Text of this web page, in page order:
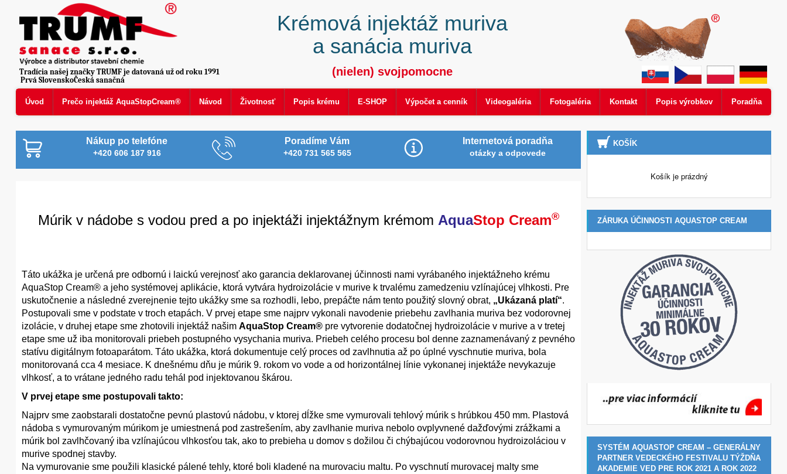
Úvod Prečo injektáž AquaStopCream® Návod Životnosť Popis krému E-SHOP Výpočet a cenník Videogaléria Fotogaléria Kontakt Popis výrobkov Poradňa
Prvá SlovenskoČeská sanačná
Krémová injektáž muriva
a sanácia muriva
(nielen) svojpomocne
Tradícia našej značky TRUMF je datovaná už od roku 1991
Nákup po telefóne
+420 606 187 916
Poradíme Vám
+420 731 565 565
Internetová poradňa
otázky a odpovede
Múrik v nádobe s vodou pred a po injektáži injektážnym krémom AquaStop Cream®
Táto ukážka je určená pre odbornú i laickú verejnosť ako garancia deklarovanej účinnosti nami vyrábaného injektážneho krému
AquaStop Cream® a jeho systémovej aplikácie, ktorá vytvára hydroizolácie v murive k trvalému zamedzeniu vzlínajúcej vlhkosti. Pre
uskutočnenie a následné zverejnenie tejto ukážky sme sa rozhodli, lebo, prepáčte nám tento použitý slovný obrat, „Ukázaná platí“.
Postupovali sme v podstate v troch etapách. V prvej etape sme najprv vykonali navodenie priebehu zavlhania muriva bez vodorovnej
izolácie, v druhej etape sme zhotovili injektáž našim AquaStop Cream® pre vytvorenie dodatočnej hydroizolácie v murive a v tretej
etape sme už iba monitorovali priebeh postupného vysychania muriva. Priebeh celého procesu bol denne zaznamenávaný z pevného
statívu digitálnym fotoaparátom. Táto ukážka, ktorá dokumentuje celý proces od zavlhnutia až po úplné vyschnutie muriva, bola
monitorovaná cca 4 mesiace. K dnešnému dňu je múrik 9. rokom vo vode a od horizontálnej línie vykonanej injektáže nevykazuje
vlhkosť, a to vrátane jedného radu tehál pod injektovanou škárou.
V prvej etape sme postupovali takto:
Najprv sme zaobstarali dostatočne pevnú plastovú nádobu, v ktorej dĺžke sme vymurovali tehlový múrik s hrúbkou 450 mm. Plastová
nádoba s vymurovaným múrikom je umiestnená pod zastrešením, aby zavlhanie muriva nebolo ovplyvnené dažďovými zrážkami a
múrik bol zavlhčovaný iba vzlínajúcou vlhkosťou tak, ako to prebieha u domov s dožilou či chýbajúcou vodorovnou hydroizoláciou v
murive spodnej stavby.
Na vymurovanie sme použili klasické pálené tehly, ktoré boli kladené na murovaciu maltu. Po vyschnutí murovacej malty sme
KOŠÍK
Košík je prázdný
ZÁRUKA ÚČINNOSTI AQUASTOP CREAM
SYSTÉM AQUASTOP CREAM – GENERÁLNY
PARTNER VEDECKÉHO FESTIVALU TÝŽDŇA
AKADEMIE VED PRE ROK 2021 A ROK 2022